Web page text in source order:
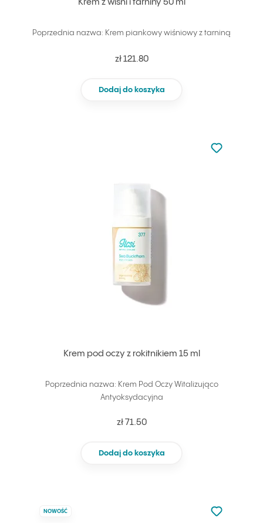
Krem z wiśni i tarniny 50 ml
Poprzednia nazwa: Krem piankowy wiśniowy z tarniną
zł 121.80
Dodaj do koszyka
Krem pod oczy z rokitnikiem 15 ml
Poprzednia nazwa: Krem Pod Oczy Witalizująco
Antyoksydacyjna
zł 71.50
Dodaj do koszyka
Nie dodano
Dodaj do
NOWOŚĆ
Nie dodano
Dodaj do